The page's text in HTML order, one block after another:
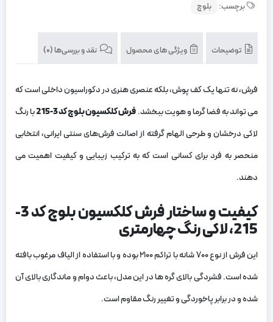
برچسب: بلوچ
توضیحات ویژگی های محصول نقد و بررسی‌ها (0)
فرش، نه‌ تنها یک کف ‌پوش، بلکه عنصری هنری در دکوراسیون داخلی است که
می ‌تواند به فضا گرما و هویت ببخشد.فرش کلکسیون بلوچ کد 3-215
با رنگ
لاکی درخشان و طرحی الهام‌ گرفته از اصالت فرش‌های سنتی ایرانی، انتخابی
منحصر به ‌فرد برای کسانی است که به ترکیب زیبایی و کیفیت اهمیت می
‌دهند.
کیفیت و ساختار فرش کلکسیون بلوچ کد 3-
215، لاکی رنگ چهارمتری
این فرش از نوع ۷۰۰ شانه با تراکم ۲۱۰۰ بوده و با استفاده از الیاف مرغوب بافته
شده است. فشردگی بالای گره‌ ها در این مدل، باعث دوام و ماندگاری بالای آن
شده و در برابر پاخوردگی و تغییر رنگ مقاوم است.